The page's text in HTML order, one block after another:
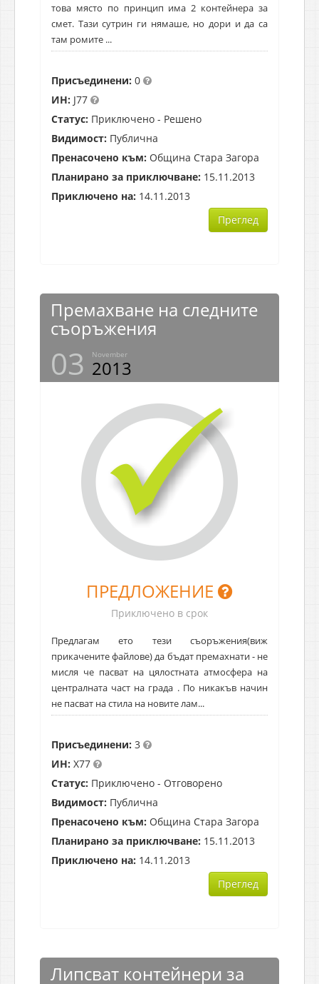
това място по принцип има 2 контейнера за
смет. Тази сутрин ги нямаше, но дори и да са
там ромите ...
Присъединени: 0
ИН: J77
Статус: Приключено - Решено
Видимост: Публична
Пренасочено към: Община Стара Загора
Планирано за приключване: 15.11.2013
Приключено на: 14.11.2013
Преглед
Премахване на следните
съоръжения
03 November
2013
ПРЕДЛОЖЕНИЕ
Приключено в срок
Предлагам ето тези съоръжения(виж
прикачените файлове) да бъдат премахнати - не
мисля че пасват на цялостната атмосфера на
централната част на града . По никакъв начин
не пасват на стила на новите лам...
Присъединени: 3
ИН: X77
Статус: Приключено - Отговорено
Видимост: Публична
Пренасочено към: Община Стара Загора
Планирано за приключване: 15.11.2013
Приключено на: 14.11.2013
Преглед
Липсват контейнери за